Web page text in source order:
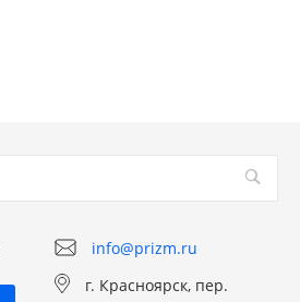
info@prizm.ru
г. Красноярск, пер.